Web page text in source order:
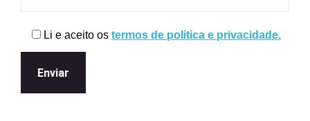
Li e aceito os termos de politica e privacidade.